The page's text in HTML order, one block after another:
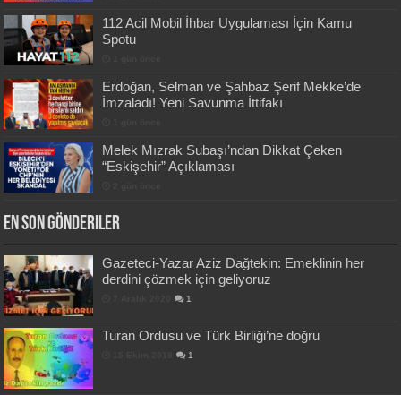
112 Acil Mobil İhbar Uygulaması İçin Kamu
Spotu
Erdoğan, Selman ve Şahbaz Şerif Mekke’de
İmzaladı! Yeni Savunma İttifakı
Melek Mızrak Subaşı’ndan Dikkat Çeken
“Eskişehir” Açıklaması
En Son Gönderiler
Gazeteci-Yazar Aziz Dağtekin: Emeklinin her
derdini çözmek için geliyoruz
1
Turan Ordusu ve Türk Birliği’ne doğru
1